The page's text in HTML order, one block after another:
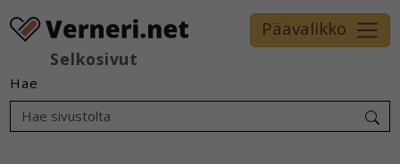
Selkosivut
Päävalikko
Hae